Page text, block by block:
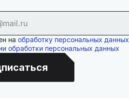
на обработку персональных данных
обработки персональных данных